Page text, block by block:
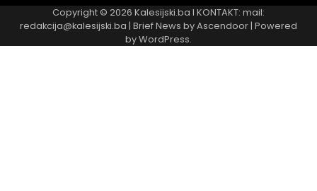
Copyright © 2026 Kalesijski.ba I KONTAKT: mail:
redakcija@kalesijski.ba | Brief News byAscendoor| Powered
byWordPress.